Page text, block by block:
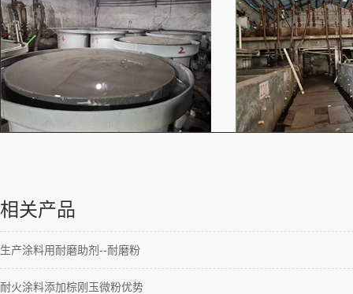
相关产品
生产涂料用耐磨助剂--耐磨粉
耐火涂料添加棕刚玉微粉优势